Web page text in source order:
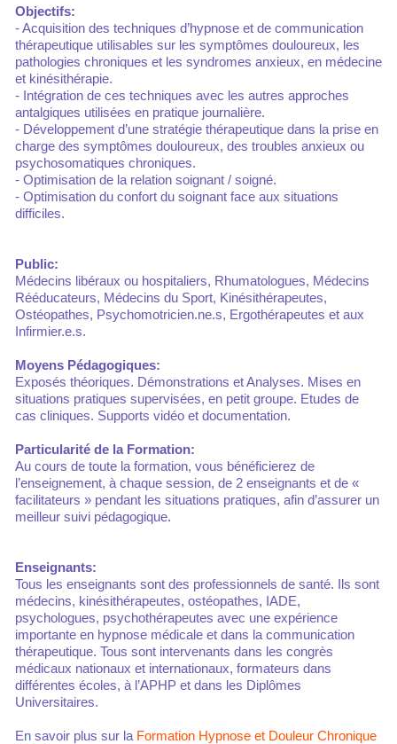
Objectifs:
- Acquisition des techniques d’hypnose et de communication
thérapeutique utilisables sur les symptômes douloureux, les
pathologies chroniques et les syndromes anxieux, en médecine
et kinésithérapie.
- Intégration de ces techniques avec les autres approches
antalgiques utilisées en pratique journalière.
- Développement d’une stratégie thérapeutique dans la prise en
charge des symptômes douloureux, des troubles anxieux ou
psychosomatiques chroniques.
- Optimisation de la relation soignant / soigné.
- Optimisation du confort du soignant face aux situations
difficiles.
Public:
Médecins libéraux ou hospitaliers, Rhumatologues, Médecins
Rééducateurs, Médecins du Sport, Kinésithérapeutes,
Ostéopathes, Psychomotricien.ne.s, Ergothérapeutes et aux
Infirmier.e.s.
Moyens Pédagogiques:
Exposés théoriques. Démonstrations et Analyses. Mises en
situations pratiques supervisées, en petit groupe. Etudes de
cas cliniques. Supports vidéo et documentation.
Particularité de la Formation:
Au cours de toute la formation, vous bénéficierez de
l’enseignement, à chaque session, de 2 enseignants et de «
facilitateurs » pendant les situations pratiques, afin d’assurer un
meilleur suivi pédagogique.
Enseignants:
Tous les enseignants sont des professionnels de santé. Ils sont
médecins, kinésithérapeutes, ostéopathes, IADE,
psychologues, psychothérapeutes avec une expérience
importante en hypnose médicale et dans la communication
thérapeutique. Tous sont intervenants dans les congrès
médicaux nationaux et internationaux, formateurs dans
différentes écoles, à l’APHP et dans les Diplômes
Universitaires.
En savoir plus sur la Formation Hypnose et Douleur Chronique